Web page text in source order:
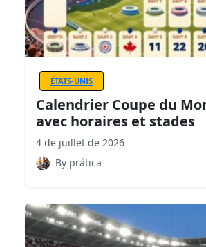
ÉTATS-UNIS
Calendrier Coupe du
avec horaires et stades
4 de juillet de 2026
By prática